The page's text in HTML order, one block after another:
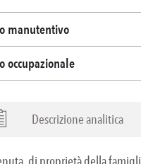
manutentivo
occupazionale
Descrizione analitica